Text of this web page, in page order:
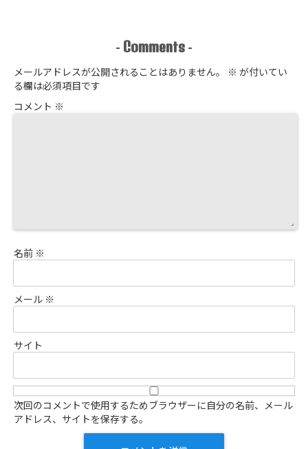
- Comments -
メールアドレスが公開されることはありません。 ※ が付いてい
る欄は必須項目です
コメント ※
名前 ※
メール ※
サイト
次回のコメントで使用するためブラウザーに自分の名前、メール
アドレス、サイトを保存する。